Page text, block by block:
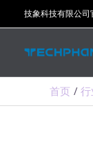
至
技象科技有限公司
首页